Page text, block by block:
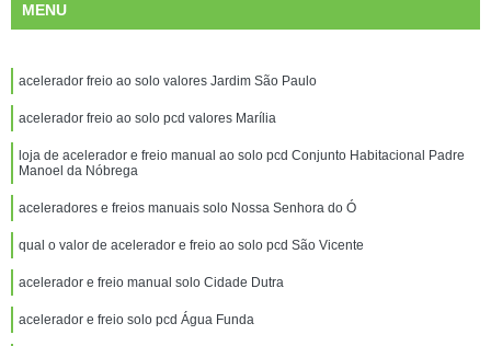
MENU
acelerador freio ao solo valores Jardim São Paulo
acelerador freio ao solo pcd valores Marília
loja de acelerador e freio manual ao solo pcd Conjunto Habitacional Padre
Manoel da Nóbrega
aceleradores e freios manuais solo Nossa Senhora do Ó
qual o valor de acelerador e freio ao solo pcd São Vicente
acelerador e freio manual solo Cidade Dutra
acelerador e freio solo pcd Água Funda